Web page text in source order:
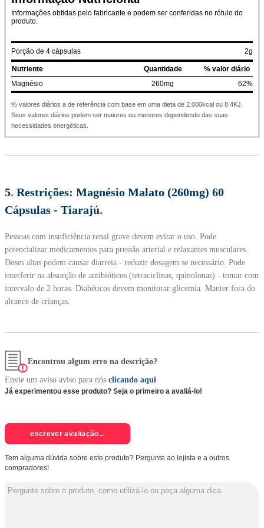
Informações obtidas pelo fabricante e podem ser conferidas no rótulo do
produto.
Porção de 4 cápsulas 2g
Nutriente Quantidade
% valor diário
Magnésio
260mg 62%
% valores diários a de referência com base em uma dieta de 2.000kcal ou 8.4KJ.
Seus valores diários podem ser maiores ou menores dependendo das suas
necessidades energéticas.
5. Restrições: Magnésio Malato (260mg) 60
Cápsulas - Tiarajú.
Pessoas com insuficiência renal grave devem evitar o uso. Pode
potencializar medicamentos para pressão arterial e relaxantes musculares.
Doses altas podem causar diarreia - reduzir dosagem se necessário. Pode
interferir na absorção de antibióticos (tetraciclinas, quinolonas) - tomar com
intervalo de 2 horas. Diabéticos devem monitorar glicemia. Manter fora do
alcance de crianças.
Encontrou algum erro na descrição?
Envie um aviso aviso para nós clicando aqui
Já experimentou esse produto? Seja o primeiro a avaliá-lo!
escrever avaliação...
Tem alguma dúvida sobre este produto? Pergunte ao lojista e a outros
compradores!